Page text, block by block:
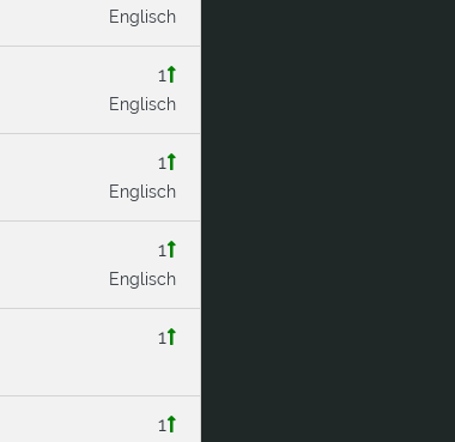
Englisch
1
Englisch
1
Englisch
1
Englisch
1
1